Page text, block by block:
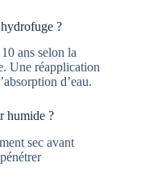
?
ans selon la
Une réapplication
d’eau.
humide ?
sec avant